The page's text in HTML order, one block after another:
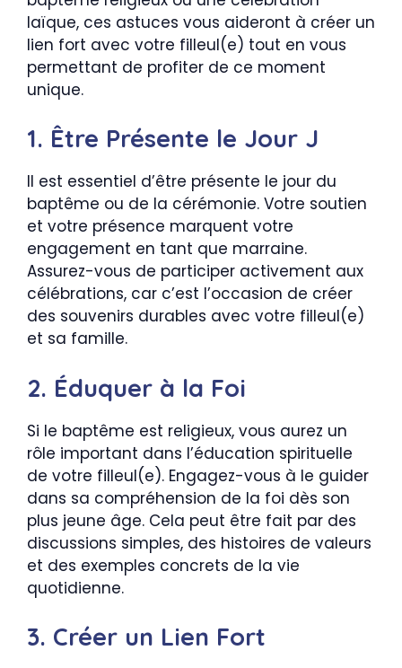
laïque, ces astuces vous aideront à créer un
lien fort avec votre filleul(e) tout en vous
permettant de profiter de ce moment
unique.
1. Être Présente le Jour J
Il est essentiel d’être présente le jour du
baptême ou de la cérémonie. Votre soutien
et votre présence marquent votre
engagement en tant que marraine.
Assurez-vous de participer activement aux
célébrations, car c’est l’occasion de créer
des souvenirs durables avec votre filleul(e)
et sa famille.
2. Éduquer à la Foi
Si le baptême est religieux, vous aurez un
rôle important dans l’éducation spirituelle
de votre filleul(e). Engagez-vous à le guider
dans sa compréhension de la foi dès son
plus jeune âge. Cela peut être fait par des
discussions simples, des histoires de valeurs
et des exemples concrets de la vie
quotidienne.
3. Créer un Lien Fort